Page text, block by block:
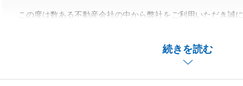
続きを読む
この度は数ある不動産会社の中から弊社をご利用いただき誠
また、営業冥利に尽きるお言葉を頂き、誠にありがとうござい
無事にお引渡しまで完了できたのは、K様のご協力のお陰でご